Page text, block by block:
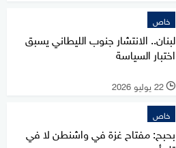
خاص
لبنان.. الانتشار جنوب الليطاني يسبق
اختبار السياسة
l 22 يوليو 2026
خاص
بحبح: مفتاح غزة في واشنطن لا في